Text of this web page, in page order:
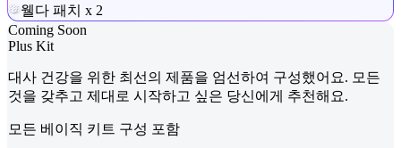
웰다 패치 x 2
Coming Soon
Plus Kit
대사 건강을 위한 최선의 제품을 엄선하여 구성했어요. 모든
것을 갖추고 제대로 시작하고 싶은 당신에게 추천해요.
모든 베이직 키트 구성 포함